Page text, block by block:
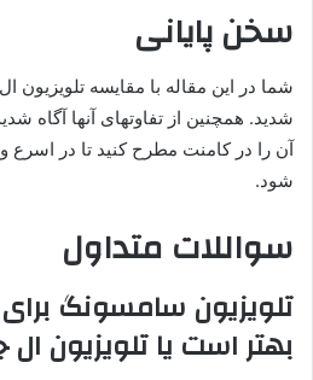
سخن پایانی
شما در این مقاله با مقایسه
شدید. همچنین از تفاوتهای آنها آگاه
آن را در کامنت مطرح کنید تا در
شود.
سواللات متداول
تلویزیون سامسونگ
بهتر است یا تلویزیون